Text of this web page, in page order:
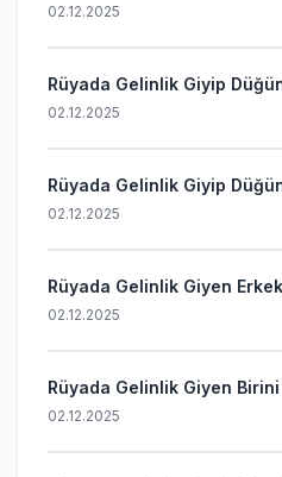
02.12.2025
Rüyada Gelinlik Giyip
02.12.2025
Rüyada Gelinlik Giyip
02.12.2025
Rüyada Gelinlik Giyen
02.12.2025
Rüyada Gelinlik Giyen
02.12.2025